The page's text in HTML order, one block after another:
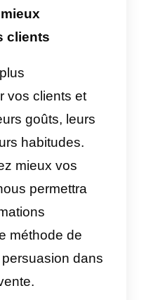
CRM social, nous
processus et les
nous utilisons
nos clients.
plus
Nous utiliserons
applications de
plus courantes
clients. La